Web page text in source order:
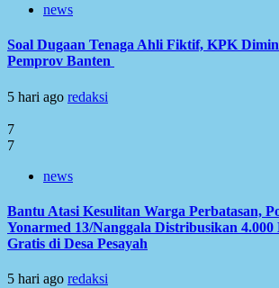
news
Soal Dugaan Tenaga Ahli Fiktif, KPK
Pemprov Banten
5 hari ago redaksi
7
7
news
Bantu Atasi Kesulitan Warga Perbatasan,
Yonarmed 13/Nanggala Distribusikan
Gratis di Desa Pesayah
5 hari ago redaksi